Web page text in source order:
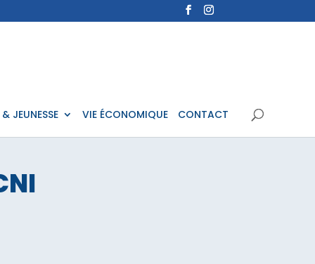
JEUNESSE VIE ÉCONOMIQUE CONTACT